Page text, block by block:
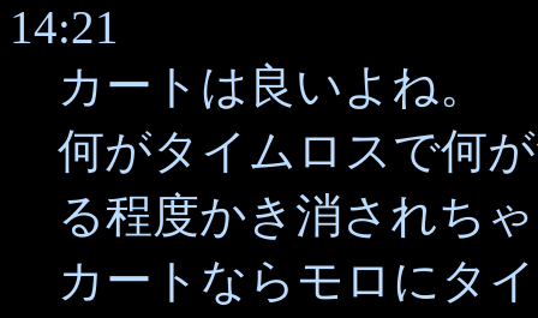
14:21
カートは良いよね。
何がタイムロスで何
る程度かき消されち
カートならモロにタ